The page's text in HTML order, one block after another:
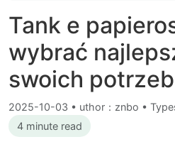
Tank e
wybrać
swoich potrzeb
2025-10-03 • uthor：znbo •
4 minute read